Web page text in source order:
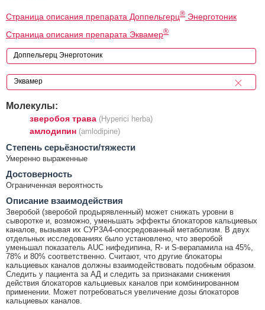
Страница описания препарата Доппельгерц® Энерготоник
Страница описания препарата Эквамер®
Молекулы:
зверобоя трава (Hyperici herba)
амлодипин (amlodipine)
Cтепень серьёзности/тяжести
Умеренно выраженные
Достоверность
Ограниченная вероятность
Описание взаимодействия
Зверобой (зверобой продырявленный) может снижать уровни в
сыворотке и, возможно, уменьшать эффекты блокаторов кальциевых
каналов, вызывая их СУР3А4-опосредованный метаболизм. В двух
отдельных исследованиях было установлено, что зверобой
уменьшал показатель AUC нифедипина, R- и S-верапамила на 45%,
78% и 80% соответственно. Считают, что другие блокаторы
кальциевых каналов должны взаимодействовать подобным образом.
Следить у пациента за АД и следить за признаками снижения
действия блокаторов кальциевых каналов при комбинированном
применении. Может потребоваться увеличение дозы блокаторов
кальциевых каналов.